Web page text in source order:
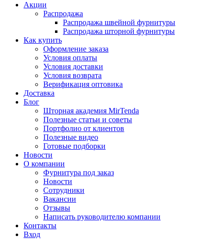
Акции
Распродажа
Распродажа швейной фурнитуры
Распродажа шторной фурнитуры
Как купить
Оформление заказа
Условия оплаты
Условия доставки
Условия возврата
Верификация оптовика
Доставка
Блог
Шторная академия MirTenda
Полезные статьи и советы
Портфолио от клиентов
Полезные видео
Готовые подборки
Новости
О компании
Фурнитура под заказ
Новости
Сотрудники
Вакансии
Отзывы
Написать руководителю компании
Контакты
Вход